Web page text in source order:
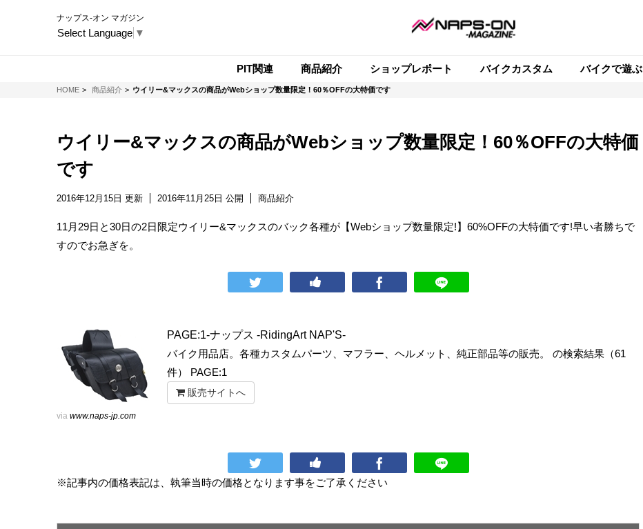
ナップス-オン マガジン
Select Language ▼
PIT関連 商品紹介 ショップレポート バイクカスタム バイクで遊ぶ
HOMENAPS-ON マガジン
商品紹介 ウイリー&マックスの商品がWebショップ数量限定！60％OFFの大特価です
ウイリー&マックスの商品がWebショップ数量限定！60％OFFの大特価
です
2016年12月15日 更新 2016年11月25日 公開 商品紹介
11月29日と30日の2日限定ウイリー&マックスのバック各種が【Webショップ数量限定!】60%OFFの大特価です!早い者勝ちで
すのでお急ぎを。
via www.naps-jp.com
PAGE:1-ナップス -RidingArt NAP'S-
バイク用品店。各種カスタムパーツ、マフラー、ヘルメット、純正部品等の販売。 の検索結果（61
件） PAGE:1
販売サイトへ
※記事内の価格表記は、執筆当時の価格となります事をご了承ください